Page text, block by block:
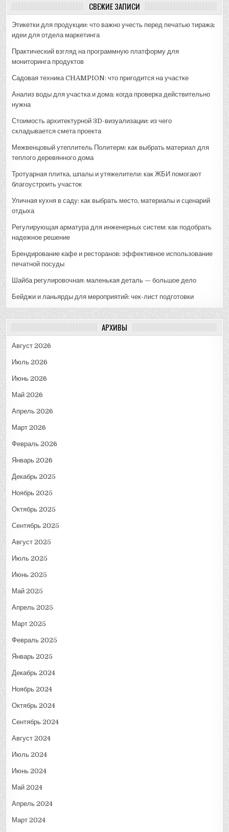
СВЕЖИЕ ЗАПИСИ
Этикетки для продукции: что важно учесть перед печатью тиража:
идеи для отдела маркетинга
Практический взгляд на программную платформу для
мониторинга продуктов
Садовая техника CHAMPION: что пригодится на участке
Анализ воды для участка и дома: когда проверка действительно
нужна
Стоимость архитектурной 3D-визуализации: из чего
складывается смета проекта
Межвенцовый утеплитель Политерм: как выбрать материал для
теплого деревянного дома
Тротуарная плитка, шпалы и утяжелители: как ЖБИ помогают
благоустроить участок
Уличная кухня в саду: как выбрать место, материалы и сценарий
отдыха
Регулирующая арматура для инженерных систем: как подобрать
надежное решение
Брендирование кафе и ресторанов: эффективное использование
печатной посуды
Шайба регулировочная: маленькая деталь — большое дело
Бейджи и ланьярды для мероприятий: чек-лист подготовки
АРХИВЫ
Август 2026
Июль 2026
Июнь 2026
Май 2026
Апрель 2026
Март 2026
Февраль 2026
Январь 2026
Декабрь 2025
Ноябрь 2025
Октябрь 2025
Сентябрь 2025
Август 2025
Июль 2025
Июнь 2025
Май 2025
Апрель 2025
Март 2025
Февраль 2025
Январь 2025
Декабрь 2024
Ноябрь 2024
Октябрь 2024
Сентябрь 2024
Август 2024
Июль 2024
Июнь 2024
Май 2024
Апрель 2024
Март 2024